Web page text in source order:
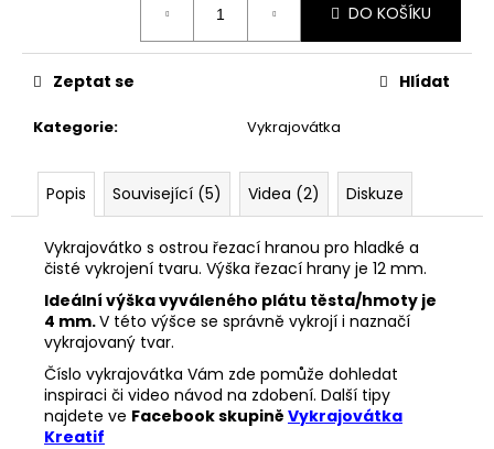
DO KOŠÍKU
Kategorie: Vykrajovátka
Zeptat se Hlídat
Popis Související (5) Videa (2) Diskuze
Vykrajovátko s ostrou řezací hranou pro hladké a
čisté vykrojení tvaru. Výška řezací hrany je 12 mm.
Ideální výška vyváleného plátu těsta/hmoty je
4 mm.V této výšce se správně vykrojí i naznačí
vykrajovaný tvar.
Číslo vykrajovátka Vám zde pomůže dohledat
inspiraci či video návod na zdobení. Další tipy
najdete ve Facebook skupině Vykrajovátka
Kreatif
m
e
VYKRAJOVÁTKA
JOY
#423
49
Kč